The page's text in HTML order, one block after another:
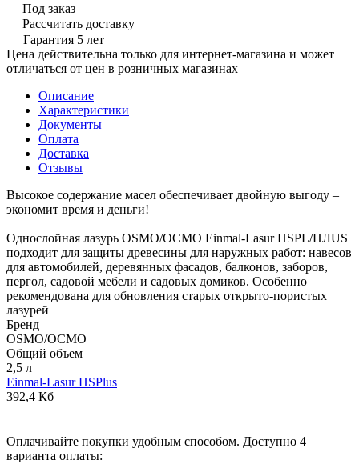
Под заказ
Рассчитать доставку
Гарантия 5 лет
Цена действительна только для интернет-магазина и может
отличаться от цен в розничных магазинах
Описание
Характеристики
Документы
Оплата
Доставка
Отзывы
Высокое содержание масел обеспечивает двойную выгоду –
экономит время и деньги!
Однослойная лазурь OSMO/ОСМО Einmal-Lasur HSPL/ПЛUS
подходит для защиты древесины для наружных работ: навесов
для автомобилей, деревянных фасадов, балконов, заборов,
пергол, садовой мебели и садовых домиков. Особенно
рекомендована для обновления старых открыто-пористых
лазурей
Бренд
OSMO/ОСМО
Общий объем
2,5 л
Einmal-Lasur HSPlus
392,4 Кб
Оплачивайте покупки удобным способом. Доступно 4
варианта оплаты: